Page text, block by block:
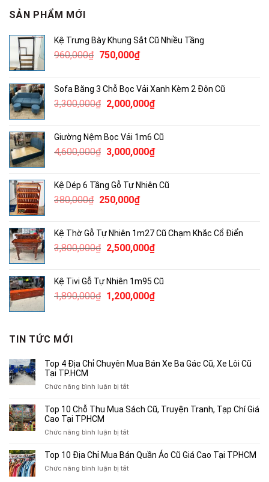
SẢN PHẨM MỚI
Kệ Trưng Bày Khung Sắt Cũ Nhiều Tầng
960,000₫ Giá
960,000₫.
750,000₫Giá
là:
750,000₫.
Sofa Băng 3 Chỗ Bọc Vải Xanh Kèm 2 Đôn Cũ
3,300,000₫ Giá
3,300,000₫.
2,000,000₫Giá
là:
2,000,000₫.
Giường Nệm Bọc Vải 1m6 Cũ
4,600,000₫ Giá
4,600,000₫.
3,000,000₫Giá
là:
Kệ Dép 6 Tầng Gỗ Tự Nhiên Cũ
380,000₫ Giá
380,000₫.
250,000₫Giá
là:
250,000₫.
Kệ Thờ Gỗ Tự Nhiên 1m27 Cũ Chạm Khắc Cổ Điển
3,800,000₫ Giá
3,800,000₫.
2,500,000₫Giá
là:
2,500,000₫.
Kệ Tivi Gỗ Tự Nhiên 1m95 Cũ
1,890,000₫ Giá
1,200,000₫Giá
TIN TỨC MỚI
Top 4 Địa Chỉ Chuyên Mua Bán Xe Ba Gác Cũ, Xe Lôi Cũ
Tại TP.HCM
Chức năng bình luận bị tắtở
4
Bán
Xe
Top 10 Chỗ Thu Mua Sách Cũ, Truyện Tranh, Tạp Chí Giá
Cao Tại TPHCM
Chức năng bình luận bị tắtở
10
Thu
Top 10 Địa Chỉ Mua Bán Quần Áo Cũ Giá Cao Tại TPHCM
Chức năng bình luận bị tắtở